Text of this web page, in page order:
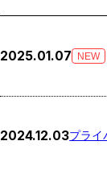
2025.01.07 NEW
2024.12.03プライ